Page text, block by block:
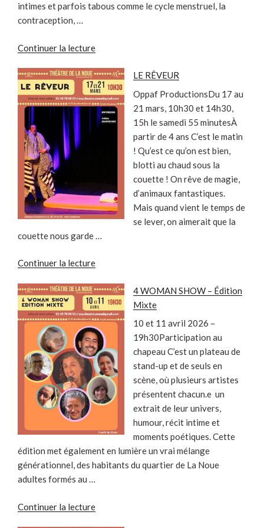
intimes et parfois tabous comme le cycle menstruel, la
contraception, …
Continuer la lecturede
WYSS
SE
RADICALISE »
LE RÊVEUR
Oppaf ProductionsDu 17 au
21 mars, 10h30 et 14h30,
15h le samedi 55 minutesÀ
partir de 4 ans C’est le matin
! Qu’est ce qu’on est bien,
blotti au chaud sous la
couette ! On rêve de magie,
d’animaux fantastiques.
Mais quand vient le temps de
se lever, on aimerait que la
couette nous garde …
Continuer la lecturede
RÊVEUR »4 WOMAN SHOW – Édition
Mixte
10 et 11 avril 2026 –
19h30Participation au
chapeau C’est un plateau de
stand-up et de seuls en
scène, où plusieurs artistes
présentent chacun.e un
extrait de leur univers,
humour, récit intime et
moments poétiques. Cette
édition met également en lumière un vrai mélange
générationnel, des habitants du quartier de La Noue
adultes formés au …
Continuer la lecturede